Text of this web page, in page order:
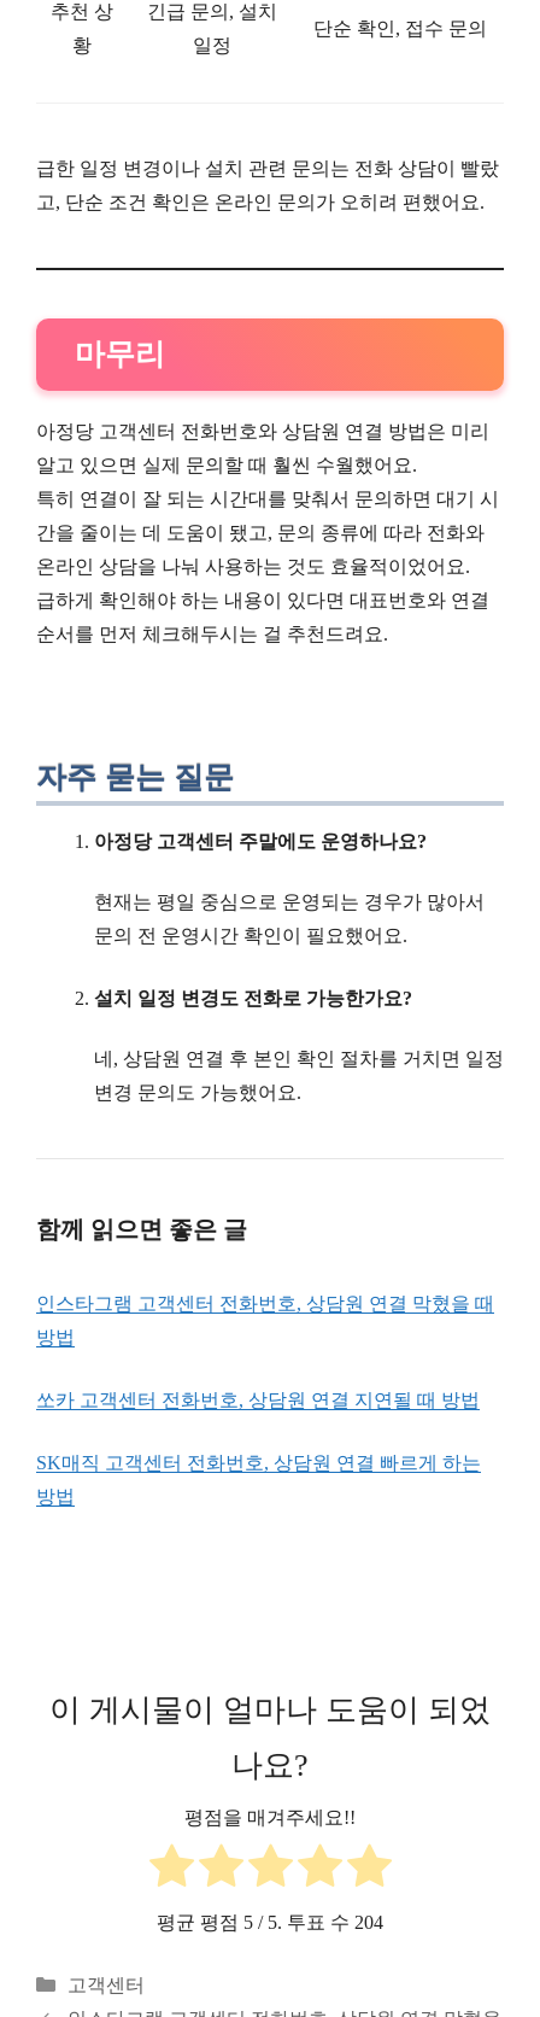
추천 상
황
긴급 문의, 설치
일정
단순 확인, 접수 문의
급한 일정 변경이나 설치 관련 문의는 전화 상담이 빨랐
고, 단순 조건 확인은 온라인 문의가 오히려 편했어요.
마무리
아정당 고객센터 전화번호와 상담원 연결 방법은 미리
알고 있으면 실제 문의할 때 훨씬 수월했어요.
특히 연결이 잘 되는 시간대를 맞춰서 문의하면 대기 시
간을 줄이는 데 도움이 됐고, 문의 종류에 따라 전화와
온라인 상담을 나눠 사용하는 것도 효율적이었어요.
급하게 확인해야 하는 내용이 있다면 대표번호와 연결
순서를 먼저 체크해두시는 걸 추천드려요.
자주 묻는 질문
아정당 고객센터 주말에도 운영하나요?
현재는 평일 중심으로 운영되는 경우가 많아서
문의 전 운영시간 확인이 필요했어요.
설치 일정 변경도 전화로 가능한가요?
네, 상담원 연결 후 본인 확인 절차를 거치면 일정
변경 문의도 가능했어요.
함께 읽으면 좋은 글
인스타그램 고객센터 전화번호, 상담원 연결 막혔을 때
방법
쏘카 고객센터 전화번호, 상담원 연결 지연될 때 방법
SK매직 고객센터 전화번호, 상담원 연결 빠르게 하는
방법
이 게시물이 얼마나 도움이 되었
나요?
평점을 매겨주세요!!
평균 평점 5 / 5. 투표 수 204
카
테
고객센터